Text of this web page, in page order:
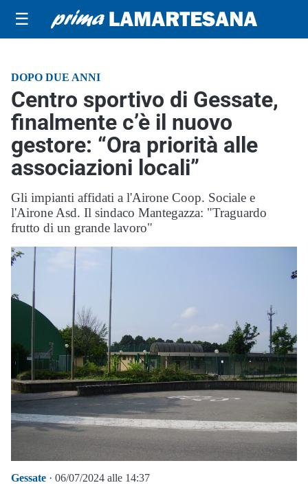
☰
DOPO DUE ANNI
Centro sportivo di Gessate,
finalmente c’è il nuovo
gestore: “Ora priorità alle
associazioni locali”
Gli impianti affidati a l'Airone Coop. Sociale e
l'Airone Asd. Il sindaco Mantegazza: "Traguardo
frutto di un grande lavoro"
Gessate · 06/07/2024 alle 14:37